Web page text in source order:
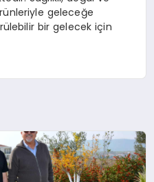
geleceğe
bir gelecek için